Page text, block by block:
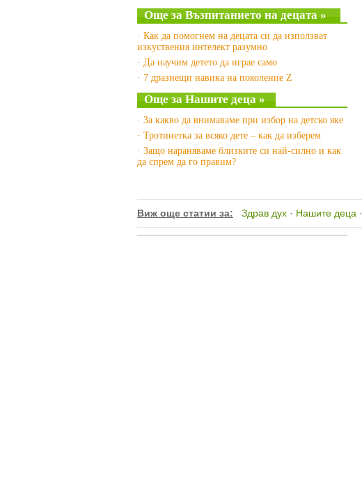
Още за Възпитанието на децата »
· Как да помогнем на децата си да използват
изкуствения интелект разумно
· Да научим детето да играе само
· 7 дразнещи навика на поколение Z
Още за Нашите деца »
· За какво да внимаваме при избор на детско яке
· Тротинетка за всяко дете – как да изберем
· Защо нараняваме близките си най-силно и как
да спрем да го правим?
Виж още статии за: Здрав дух · Нашите деца ·